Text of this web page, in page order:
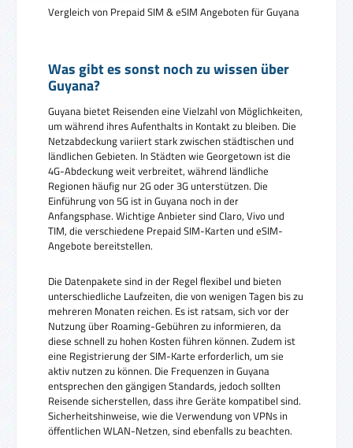
Vergleich von Prepaid SIM & eSIM Angeboten für Guyana
Was gibt es sonst noch zu wissen über
Guyana?
Guyana bietet Reisenden eine Vielzahl von Möglichkeiten,
um während ihres Aufenthalts in Kontakt zu bleiben. Die
Netzabdeckung variiert stark zwischen städtischen und
ländlichen Gebieten. In Städten wie Georgetown ist die
4G-Abdeckung weit verbreitet, während ländliche
Regionen häufig nur 2G oder 3G unterstützen. Die
Einführung von 5G ist in Guyana noch in der
Anfangsphase. Wichtige Anbieter sind Claro, Vivo und
TIM, die verschiedene Prepaid SIM-Karten und eSIM-
Angebote bereitstellen.
Die Datenpakete sind in der Regel flexibel und bieten
unterschiedliche Laufzeiten, die von wenigen Tagen bis zu
mehreren Monaten reichen. Es ist ratsam, sich vor der
Nutzung über Roaming-Gebühren zu informieren, da
diese schnell zu hohen Kosten führen können. Zudem ist
eine Registrierung der SIM-Karte erforderlich, um sie
aktiv nutzen zu können. Die Frequenzen in Guyana
entsprechen den gängigen Standards, jedoch sollten
Reisende sicherstellen, dass ihre Geräte kompatibel sind.
Sicherheitshinweise, wie die Verwendung von VPNs in
öffentlichen WLAN-Netzen, sind ebenfalls zu beachten.